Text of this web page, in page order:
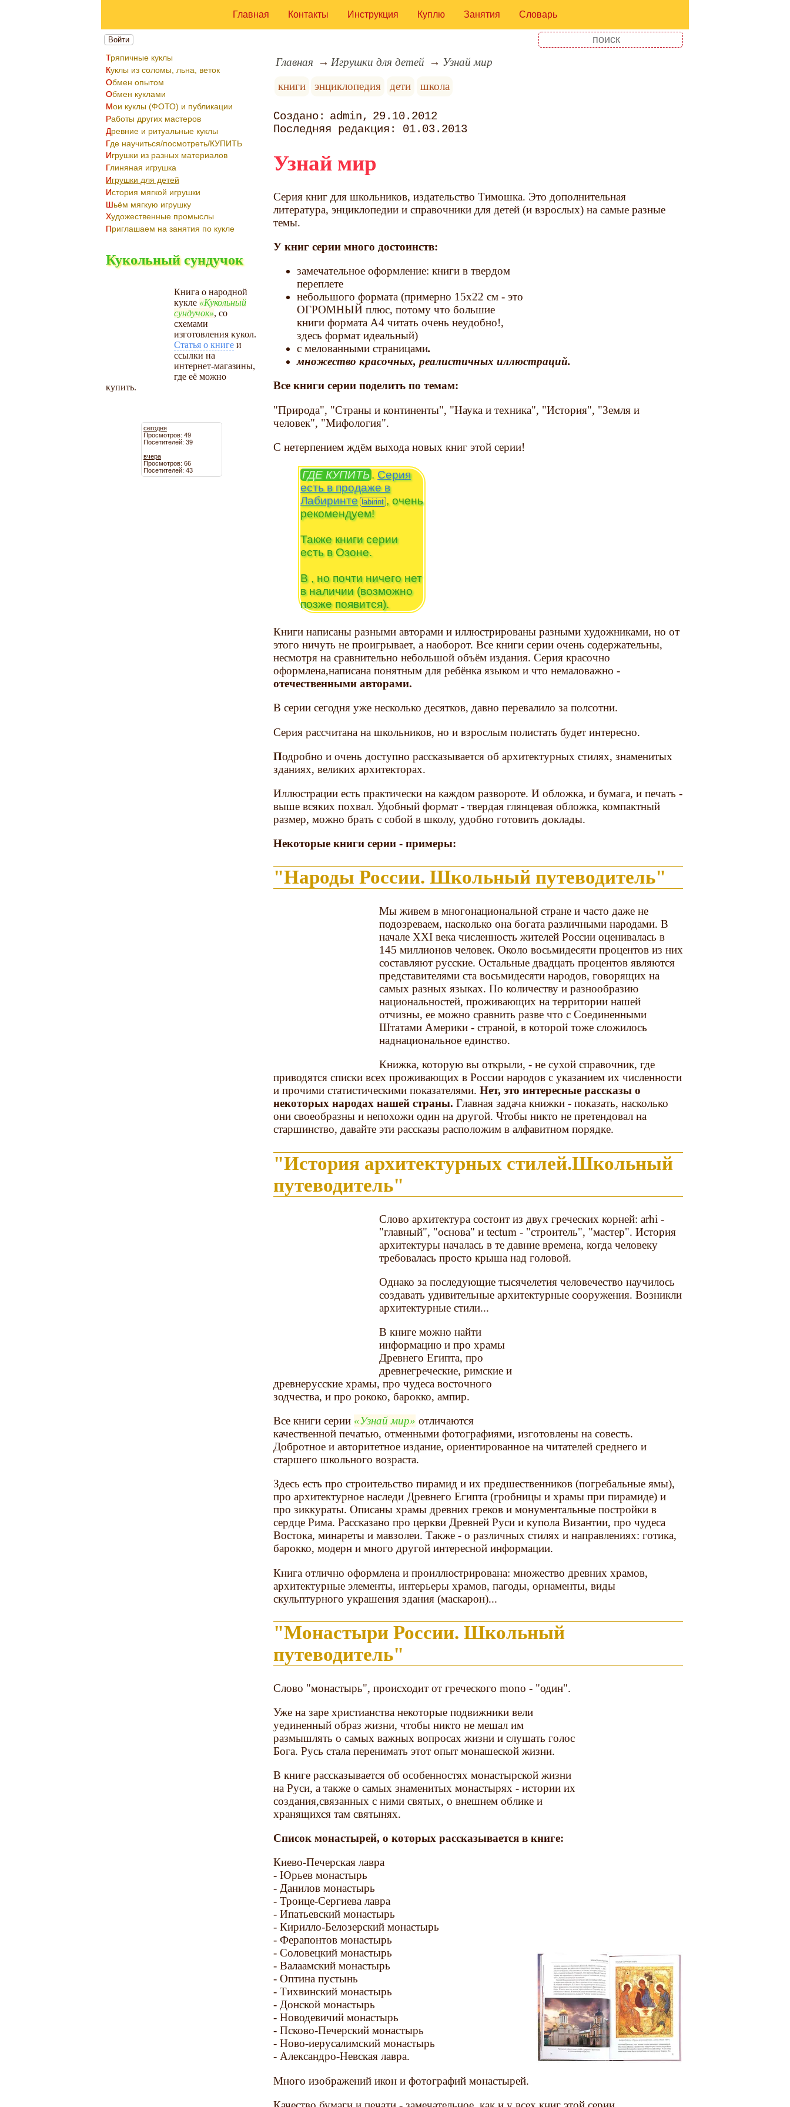
Главная Контакты Инструкция Куплю Занятия Словарь
Войти
Тряпичные куклы
Куклы из соломы, льна, веток
Обмен опытом
Обмен куклами
Мои куклы (ФОТО) и публикации
Работы других мастеров
Древние и ритуальные куклы
Где научиться/посмотреть/КУПИТЬ
Игрушки из разных материалов
Глиняная игрушка
Игрушки для детей
История мягкой игрушки
Шьём мягкую игрушку
Художественные промыслы
Приглашаем на занятия по кукле
Кукольный сундучок
Книга о народной
кукле
Кукольный
сундучок , со
схемами
изготовления кукол.
Статья о книге и
ссылки на
интернет-магазины,
где её можно
купить.
сегодня
Просмотров: 49
Посетителей: 39
вчера
Просмотров: 66
Посетителей: 43
Главная Игрушки для детей
Узнай мир
книги
энциклопедия дети школа
admin
29.10.2012
01.03.2013
Узнай мир
Серия книг для школьников, издательство Тимошка. Это дополнительная
литература, энциклопедии и справочники для детей (и взрослых) на самые разные
темы.
У книг серии много достоинств:
замечательное оформление: книги в твердом
переплете
небольшого формата (примерно 15х22 см - это
ОГРОМНЫЙ плюс, потому что большие
книги формата А4 читать очень неудобно!,
здесь формат идеальный)
с мелованными страницами.
множество красочных, реалистичных иллюстраций.
Все книги серии поделить по темам:
"Природа", "Страны и континенты", "Наука и техника", "История", "Земля и
человек", "Мифология".
С нетерпением ждём выхода новых книг этой серии!
ГДЕ КУПИТЬ. Серия
есть в продаже в
Лабиринте
, очень
рекомендуем!
Также книги серии
есть в Озоне.
В , но почти ничего нет
в наличии (возможно
позже появится).
Книги написаны разными авторами и иллюстрированы разными художниками, но от
этого ничуть не проигрывает, а наоборот. Все книги серии очень содержательны,
несмотря на сравнительно небольшой объём издания. Серия красочно
оформлена,написана понятным для ребёнка языком и что немаловажно -
отечественными авторами.
В серии сегодня уже несколько десятков, давно перевалило за полсотни.
Серия рассчитана на школьников, но и взрослым полистать будет интересно.
Подробно и очень доступно рассказывается об архитектурных стилях, знаменитых
зданиях, великих архитекторах.
Иллюстрации есть практически на каждом развороте. И обложка, и бумага, и печать -
выше всяких похвал. Удобный формат - твердая глянцевая обложка, компактный
размер, можно брать с собой в школу, удобно готовить доклады.
Некоторые книги серии - примеры:
"Народы России. Школьный путеводитель"
Мы живем в многонациональной стране и часто даже не
подозреваем, насколько она богата различными народами. В
начале XXI века численность жителей России оценивалась в
145 миллионов человек. Около восьмидесяти процентов из них
составляют русские. Остальные двадцать процентов являются
представителями ста восьмидесяти народов, говорящих на
самых разных языках. По количеству и разнообразию
национальностей, проживающих на территории нашей
отчизны, ее можно сравнить разве что с Соединенными
Штатами Америки - страной, в которой тоже сложилось
наднациональное единство.
Книжка, которую вы открыли, - не сухой справочник, где
приводятся списки всех проживающих в России народов с указанием их численности
и прочими статистическими показателями.Нет, это интересные рассказы о
некоторых народах нашей страны. Главная задача книжки - показать, насколько
они своеобразны и непохожи один на другой. Чтобы никто не претендовал на
старшинство, давайте эти рассказы расположим в алфавитном порядке.
"История архитектурных стилей.Школьный
путеводитель"
Слово архитектура состоит из двух греческих корней: arhi -
"главный", "основа" и tectum - "строитель", "мастер". История
архитектуры началась в те давние времена, когда человеку
требовалась просто крыша над головой.
Однако за последующие тысячелетия человечество научилось
создавать удивительные архитектурные сооружения. Возникли
архитектурные стили...
В книге можно найти
информацию и про храмы
Древнего Египта, про
древнегреческие, римские и
древнерусские храмы, про чудеса восточного
зодчества, и про рококо, барокко, ампир.
Все книги серии
Узнай мир
отличаются
качественной печатью, отменными фотографиями, изготовлены на совесть.
Добротное и авторитетное издание, ориентированное на читателей среднего и
старшего школьного возраста.
Здесь есть про строительство пирамид и их предшественников (погребальные ямы),
про архитектурное наследи Древнего Египта (гробницы и храмы при пирамиде) и
про зиккураты. Описаны храмы древних греков и монументальные постройки в
сердце Рима. Рассказано про церкви Древней Руси и купола Византии, про чудеса
Востока, минареты и мавзолеи. Также - о различных стилях и направлениях: готика,
барокко, модерн и много другой интересной информации.
Книга отлично оформлена и проиллюстрирована: множество древних храмов,
архитектурные элементы, интерьеры храмов, пагоды, орнаменты, виды
скульптурного украшения здания (маскарон)...
"Монастыри России. Школьный
путеводитель"
Слово "монастырь", происходит от греческого mono - "один".
Уже на заре христианства некоторые подвижники вели
уединенный образ жизни, чтобы никто не мешал им
размышлять о самых важных вопросах жизни и слушать голос
Бога. Русь стала перенимать этот опыт монашеской жизни.
В книге рассказывается об особенностях монастырской жизни
на Руси, а также о самых знаменитых монастырях - истории их
создания,связанных с ними святых, о внешнем облике и
хранящихся там святынях.
Список монастырей, о которых рассказывается в книге:
Киево-Печерская лавра
- Юрьев монастырь
- Данилов монастырь
- Троице-Сергиева лавра
- Ипатьевский монастырь
- Кирилло-Белозерский монастырь
- Ферапонтов монастырь
- Соловецкий монастырь
- Валаамский монастырь
- Оптина пустынь
- Тихвинский монастырь
- Донской монастырь
- Новодевичий монастырь
- Псково-Печерский монастырь
- Ново-иерусалимский монастырь
- Александро-Невская лавра.
Много изображений икон и фотографий монастырей.